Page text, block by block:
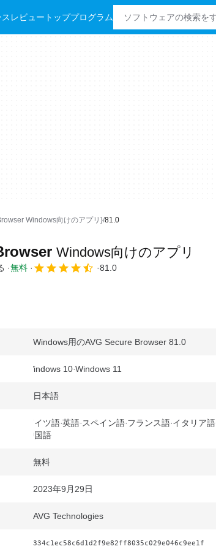
レビュー トッププログラム
Windows向けのアプリ} 81.0
Windows向けのアプリ
無料 81.0
Windows用のAVG Secure Browser 81.0
Windows 10 Windows 11
日本語
ドイツ語 英語 スペイン語 フランス語 イタリア語
中国語
無料
2023年9月29日
AVG Technologies
334c1ec58c6d1d2f9e82ff8035c029e046c9ee1f